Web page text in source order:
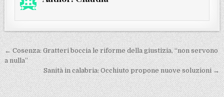
Navigazione articoli
← Cosenza: Gratteri boccia le riforme della giustizia, “non servono
a nulla”
Sanità in calabria: Occhiuto propone nuove soluzioni →